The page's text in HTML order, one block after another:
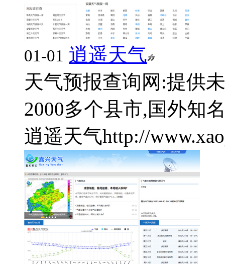
01-01 逍遥天气
天气预报查询网:提供
2000多个县市,国外知
逍遥天气http://